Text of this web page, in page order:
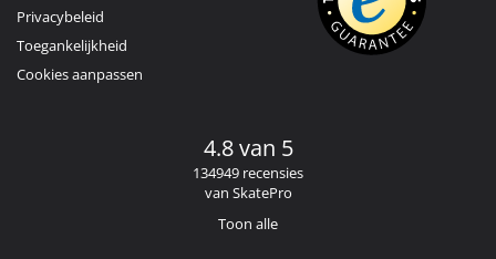
Privacybeleid
Toegankelijkheid
Cookies aanpassen
4.8 van 5
134949 recensies
van SkatePro
Toon alle